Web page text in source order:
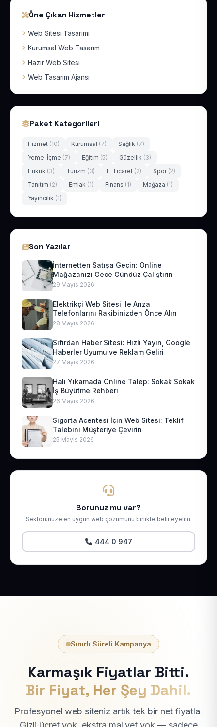
Öne Çıkan Hizmetler
Web Sitesi Tasarımı
Kurumsal Web Tasarım
Hazır Web Sitesi
Web Tasarım Ajansı
Paket Kategorileri
Hizmet (10) Kurumsal (7) Sağlık (7)
Yeme-İçme (7) Eğitim (5) Güzellik (3)
Hukuk (3) Turizm (3) E-Ticaret (2) Spor (2)
Tanıtım (2) Emlak (1) Finans (1) Mağaza (1)
Yayıncılık (1)
Son Yazılar
İnternetten Satışa Geçin: Online
Mağazanızı Gece Gündüz Çalıştırın
29 Mayıs 2026
Elektrikçi Web Sitesi ile Arıza
Telefonlarını Rakibinizden Önce Alın
28 Mayıs 2026
Sıfırdan Haber Sitesi: Hızlı Yayın, Google
Haberler Uyumu ve Reklam Geliri
27 Mayıs 2026
Halı Yıkamada Online Talep: Sokak Sokak
İş Büyütme Rehberi
26 Mayıs 2026
Sigorta Acentesi İçin Web Sitesi: Teklif
Talebini Müşteriye Çevirin
25 Mayıs 2026
Sorunuz mu var?
Sektörünüze en uygun web çözümünü birlikte belirleyelim.
444 0 947
Sınırlı Süreli Kampanya
Karmaşık Fiyatlar Bitti.
Bir Fiyat, Her Şey Dahil.
Profesyonel web siteniz artık tek bir net fiyatla.
Gizli ücret yok, ekstra maliyet yok — sadece